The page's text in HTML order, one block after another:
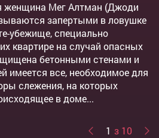
женщина Мег Алтман (Джоди
запертыми в ловушке
убежище, специально
квартире на случай опасных
бетонными стенами и
имеется все, необходимое для
слежения, на которых
в доме...
1 з 10